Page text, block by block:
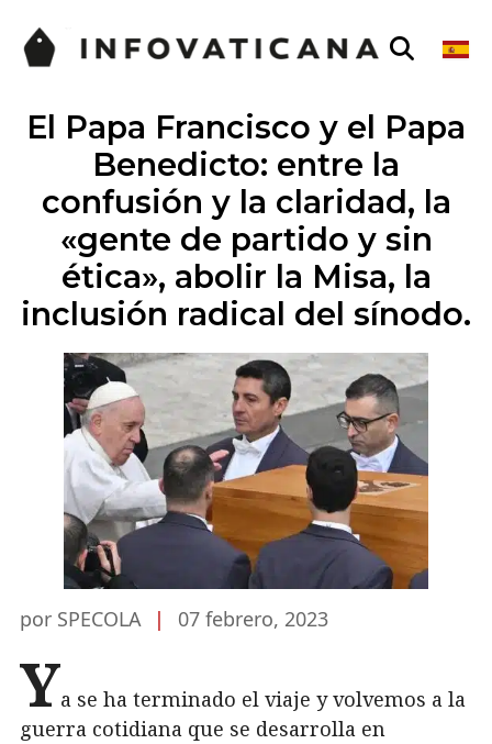
El Papa Francisco y el Papa
Benedicto: entre la
confusión y la claridad, la
«gente de partido y sin
ética», abolir la Misa, la
inclusión radical del sínodo.
por SPECOLA | 07 febrero, 2023
Ya se ha terminado el viaje y volvemos a la
guerra cotidiana que se desarrolla en